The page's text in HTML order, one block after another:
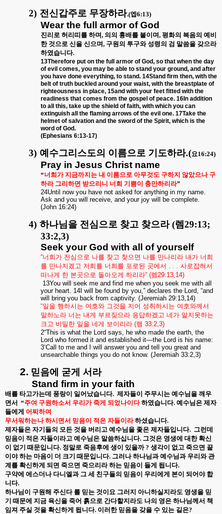
2) 전신갑주로 무장하라.(엡6:13)
Wear the full armor of God
진리로 허리띠를 하며, 의의 흉배를 붙이며, 평화의 복음의 예비
한 것으로 신을 신으며, 구원의 투구와 성령의 검 말씀을 갖으라
하였습니다.
13Therefore put on the full armor of God, so that when the day
of evil comes, you may be able to stand your ground, and after
you have done everything, to stand. 14Stand firm then, with the
belt of truth buckled around your waist, with the breastplate of
righteousness in place, 15and with your feet fitted with the
readiness that comes from the gospel of peace. 16In addition
to all this, take up the shield of faith, with which you can
extinguish all the flaming arrows of the evil one. 17Take the
helmet of salvation and the sword of the Spirit, which is the
word of God.
(Ephesians 6:13-17)
3) 예수그리스도의 이름으로 기도하라.(요16:24)
Pray in Jesus Christ name
“너희가 지금까지는 내 이름으로 아무것도 구하지 않았으나 구
하라 그리하면 받으리니 너희 기쁨이 충만하리라”
24Until now you have not asked for anything in my name.
Ask and you will receive, and your joy will be complete.
(John 16:24)
4) 하나님을 전심으로 찾고 찾으라(렘29:13;
33:2,3)
Seek your God with all of yourself
“너희가 전심으로 나를 찾고 찾으면 나를 만나리라 내가 너희
를 만나지겠고 저희를 너희를 포로된 곳에서 . . . 사로잡혀서
떠나게 한 본곳으로 돌아오게 하리라” (렘29:13,14)
13You will seek me and find me when you seek me with all
your heart. 14I will be found by you,” declares the Lord, “and
will bring you back from captivity. (Jeremiah 29:13,14)
“일을 행하시는 여호와 그것을 지어 성취하시는 여호와께서
말하노라 너는 내게 부르짖으라 응답하겠고 네가 알지못하는
크고 비밀한 일을 네게 보이리라 (렘 33:2,3)
2“This is what the Lord says, he who made the earth, the
Lord who formed it and established it—the Lord is his name:
3‘Call to me and I will answer you and tell you great and
unsearchable things you do not know. (Jeremiah 33:2,3)
2. 믿음에 굳게 서라
Stand firm in your faith
배를 타고가는데 풍랑이 일어났습니다. 제자들이 주무시는 예수님을 깨우
면서 “주여 구원하소서 우리가 죽게 되었나이다하였습니다. 예수님은 제자
들에게 어찌하여
무서워하는나 하시면서 믿음이 적은 자들이라하셨습니다.
제자들은 자기들의 모든 것을 버리고 예수님을 좇은 제자들입니다. 그런데
믿음이 적은 자들이라고 예수님은 말씀하십니다. 그것은 영생에 대한 확신
이 없기 때문입니다. 정말로 죽음후에 생이 있을까? 생각이 없고 죽으면 끝
이야 하는 마음이 더 크기 때문입니다. 그러나 하나님과 예수님과 우리와 관
계를 확신하게 되면 죽으면 죽으리라 하는 믿음이 들게 됩니다.
구약에 에스더나 다니엘과 그 세 친구들의 믿음이 우리에게 본이 되어야 합
니다.
하나님이 구원해 주신다 를 믿는 것이요 그러지 아니하실지라도 영생을 믿
기 때문에 지금 육신을 죽어 흙으로 간다할지라도 나의 영은 하나님께서 책
임져 주실 것을 확신하게 됩니다. 이러한 믿음을 갖을 수 있는 길은?